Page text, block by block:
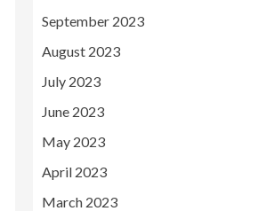
September 2023
August 2023
July 2023
June 2023
May 2023
April 2023
March 2023